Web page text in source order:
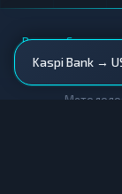
Kaspi Bank →
Вики • Города •